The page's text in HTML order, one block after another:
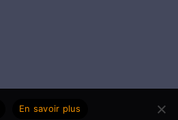
En savoir plus